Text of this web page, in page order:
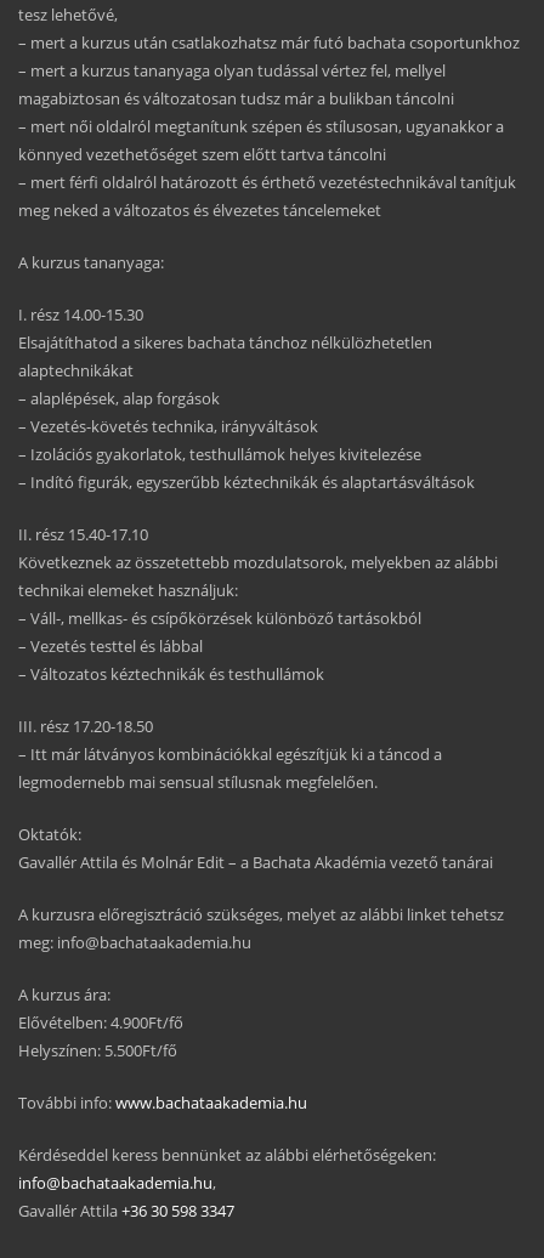
tesz lehetővé,
– mert a kurzus után csatlakozhatsz már futó bachata csoportunkhoz
– mert a kurzus tananyaga olyan tudással vértez fel, mellyel
magabiztosan és változatosan tudsz már a bulikban táncolni
– mert női oldalról megtanítunk szépen és stílusosan, ugyanakkor a
könnyed vezethetőséget szem előtt tartva táncolni
– mert férfi oldalról határozott és érthető vezetéstechnikával tanítjuk
meg neked a változatos és élvezetes táncelemeket
A kurzus tananyaga:
I. rész 14.00-15.30
Elsajátíthatod a sikeres bachata tánchoz nélkülözhetetlen
alaptechnikákat
– alaplépések, alap forgások
– Vezetés-követés technika, irányváltások
– Izolációs gyakorlatok, testhullámok helyes kivitelezése
– Indító figurák, egyszerűbb kéztechnikák és alaptartásváltások
II. rész 15.40-17.10
Következnek az összetettebb mozdulatsorok, melyekben az alábbi
technikai elemeket használjuk:
– Váll-, mellkas- és csípőkörzések különböző tartásokból
– Vezetés testtel és lábbal
– Változatos kéztechnikák és testhullámok
III. rész 17.20-18.50
– Itt már látványos kombinációkkal egészítjük ki a táncod a
legmodernebb mai sensual stílusnak megfelelően.
Oktatók:
Gavallér Attila és Molnár Edit – a Bachata Akadémia vezető tanárai
A kurzusra előregisztráció szükséges, melyet az alábbi linket tehetsz
meg: info@bachataakademia.hu
A kurzus ára:
Elővételben: 4.900Ft/fő
Helyszínen: 5.500Ft/fő
További info:www.bachataakademia.hu
Kérdéseddel keress bennünket az alábbi elérhetőségeken:
info@bachataakademia.hu,
Gavallér Attila+36 30 598 3347